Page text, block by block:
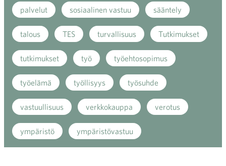
palvelut sosiaalinen vastuu sääntely
talous TES turvallisuus Tutkimukset
tutkimukset työ työehtosopimus
työelämä työllisyys työsuhde
vastuullisuus verkkokauppa verotus
ympäristö ympäristövastuu